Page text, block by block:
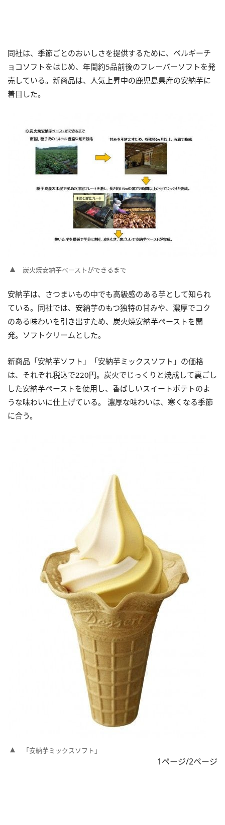
同社は、季節ごとのおいしさを提供するために、ベルギーチ
ョコソフトをはじめ、年間約5品前後のフレーバーソフトを発
売している。新商品は、人気上昇中の鹿児島県産の安納芋に
着目した。
炭火焼安納芋ペーストができるまで
安納芋は、さつまいもの中でも高級感のある芋として知られ
ている。同社では、安納芋のもつ独特の甘みや、濃厚でコク
のある味わいを引き出すため、炭火焼安納芋ペーストを開
発。ソフトクリームとした。
新商品「安納芋ソフト」「安納芋ミックスソフト」の価格
は、それぞれ税込で220円。炭火でじっくりと焼成して裏ごし
した安納芋ペーストを使用し、香ばしいスイートポテトのよ
うな味わいに仕上げている。 濃厚な味わいは、寒くなる季節
に合う。
「安納芋ミックスソフト」
1ページ/2ページ